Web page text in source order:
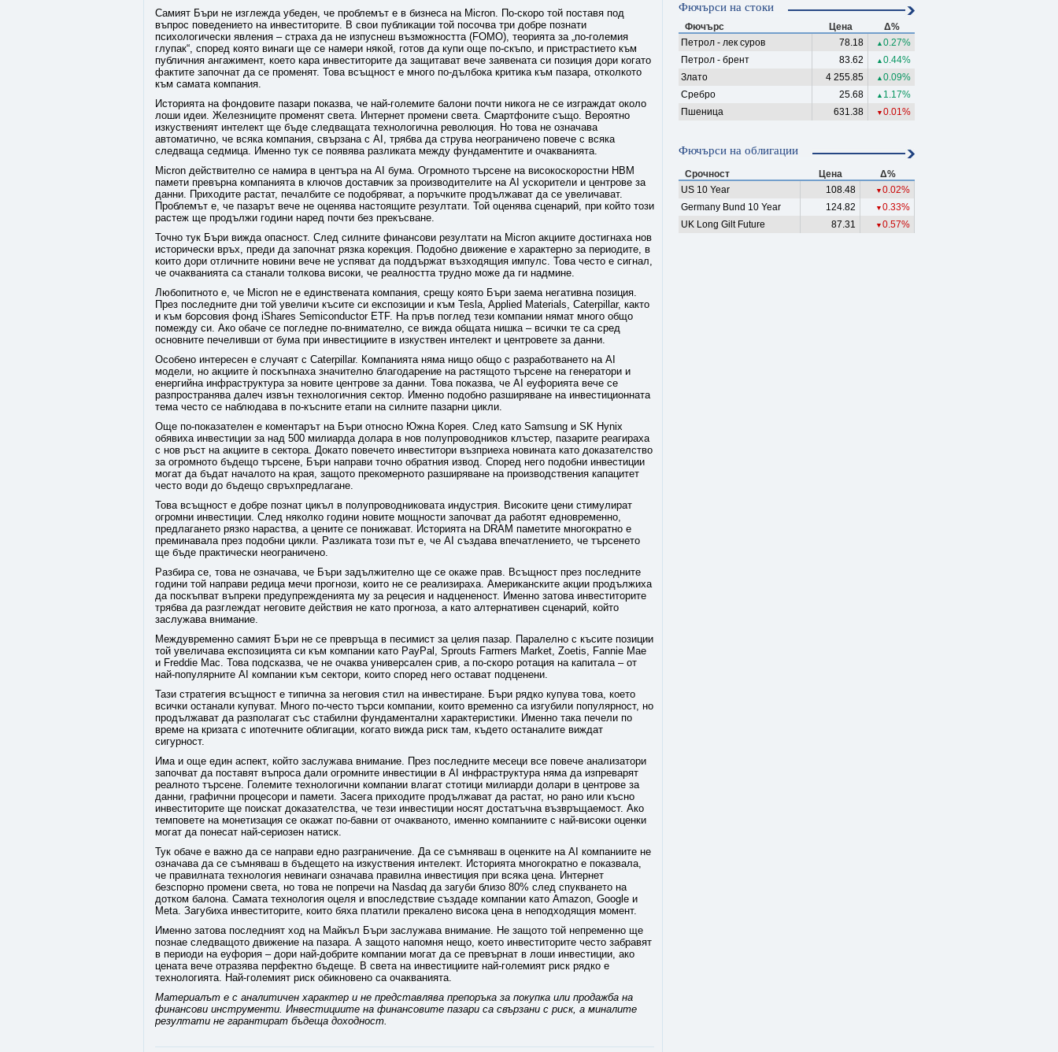
Самият Бъри не изглежда убеден, че проблемът е в бизнеса на Micron. По-скоро той поставя под
въпрос поведението на инвеститорите. В свои публикации той посочва три добре познати
психологически явления – страха да не изпуснеш възможността (FOMO), теорията за „по-големия
глупак“, според която винаги ще се намери някой, готов да купи още по-скъпо, и пристрастието към
публичния ангажимент, което кара инвеститорите да защитават вече заявената си позиция дори когато
фактите започнат да се променят. Това всъщност е много по-дълбока критика към пазара, отколкото
към самата компания.
Историята на фондовите пазари показва, че най-големите балони почти никога не се изграждат около
лоши идеи. Железниците променят света. Интернет промени света. Смартфоните също. Вероятно
изкуственият интелект ще бъде следващата технологична революция. Но това не означава
автоматично, че всяка компания, свързана с AI, трябва да струва неограничено повече с всяка
следваща седмица. Именно тук се появява разликата между фундаментите и очакванията.
Micron действително се намира в центъра на AI бума. Огромното търсене на високоскоростни HBM
памети превърна компанията в ключов доставчик за производителите на AI ускорители и центрове за
данни. Приходите растат, печалбите се подобряват, а поръчките продължават да се увеличават.
Проблемът е, че пазарът вече не оценява настоящите резултати. Той оценява сценарий, при който този
растеж ще продължи години наред почти без прекъсване.
Точно тук Бъри вижда опасност. След силните финансови резултати на Micron акциите достигнаха нов
исторически връх, преди да започнат рязка корекция. Подобно движение е характерно за периодите, в
които дори отличните новини вече не успяват да поддържат възходящия импулс. Това често е сигнал,
че очакванията са станали толкова високи, че реалността трудно може да ги надмине.
Любопитното е, че Micron не е единствената компания, срещу която Бъри заема негативна позиция.
През последните дни той увеличи късите си експозиции и към Tesla, Applied Materials, Caterpillar, както
и към борсовия фонд iShares Semiconductor ETF. На пръв поглед тези компании нямат много общо
помежду си. Ако обаче се погледне по-внимателно, се вижда общата нишка – всички те са сред
основните печеливши от бума при инвестициите в изкуствен интелект и центровете за данни.
Особено интересен е случаят с Caterpillar. Компанията няма нищо общо с разработването на AI
модели, но акциите ѝ поскъпнаха значително благодарение на растящото търсене на генератори и
енергийна инфраструктура за новите центрове за данни. Това показва, че AI еуфорията вече се
разпространява далеч извън технологичния сектор. Именно подобно разширяване на инвестиционната
тема често се наблюдава в по-късните етапи на силните пазарни цикли.
Още по-показателен е коментарът на Бъри относно Южна Корея. След като Samsung и SK Hynix
обявиха инвестиции за над 500 милиарда долара в нов полупроводников клъстер, пазарите реагираха
с нов ръст на акциите в сектора. Докато повечето инвеститори възприеха новината като доказателство
за огромното бъдещо търсене, Бъри направи точно обратния извод. Според него подобни инвестиции
могат да бъдат началото на края, защото прекомерното разширяване на производствения капацитет
често води до бъдещо свръхпредлагане.
Това всъщност е добре познат цикъл в полупроводниковата индустрия. Високите цени стимулират
огромни инвестиции. След няколко години новите мощности започват да работят едновременно,
предлагането рязко нараства, а цените се понижават. Историята на DRAM паметите многократно е
преминавала през подобни цикли. Разликата този път е, че AI създава впечатлението, че търсенето
ще бъде практически неограничено.
Разбира се, това не означава, че Бъри задължително ще се окаже прав. Всъщност през последните
години той направи редица мечи прогнози, които не се реализираха. Американските акции продължиха
да поскъпват въпреки предупрежденията му за рецесия и надцененост. Именно затова инвеститорите
трябва да разглеждат неговите действия не като прогноза, а като алтернативен сценарий, който
заслужава внимание.
Междувременно самият Бъри не се превръща в песимист за целия пазар. Паралелно с късите позиции
той увеличава експозицията си към компании като PayPal, Sprouts Farmers Market, Zoetis, Fannie Mae
и Freddie Mac. Това подсказва, че не очаква универсален срив, а по-скоро ротация на капитала – от
най-популярните AI компании към сектори, които според него остават подценени.
Тази стратегия всъщност е типична за неговия стил на инвестиране. Бъри рядко купува това, което
всички останали купуват. Много по-често търси компании, които временно са изгубили популярност, но
продължават да разполагат със стабилни фундаментални характеристики. Именно така печели по
време на кризата с ипотечните облигации, когато вижда риск там, където останалите виждат
сигурност.
Има и още един аспект, който заслужава внимание. През последните месеци все повече анализатори
започват да поставят въпроса дали огромните инвестиции в AI инфраструктура няма да изпреварят
реалното търсене. Големите технологични компании влагат стотици милиарди долари в центрове за
данни, графични процесори и памети. Засега приходите продължават да растат, но рано или късно
инвеститорите ще поискат доказателства, че тези инвестиции носят достатъчна възвръщаемост. Ако
темповете на монетизация се окажат по-бавни от очакваното, именно компаниите с най-високи оценки
могат да понесат най-сериозен натиск.
Тук обаче е важно да се направи едно разграничение. Да се съмняваш в оценките на AI компаниите не
означава да се съмняваш в бъдещето на изкуствения интелект. Историята многократно е показвала,
че правилната технология невинаги означава правилна инвестиция при всяка цена. Интернет
безспорно промени света, но това не попречи на Nasdaq да загуби близо 80% след спукването на
дотком балона. Самата технология оцеля и впоследствие създаде компании като Amazon, Google и
Meta. Загубиха инвеститорите, които бяха платили прекалено висока цена в неподходящия момент.
Именно затова последният ход на Майкъл Бъри заслужава внимание. Не защото той непременно ще
познае следващото движение на пазара. А защото напомня нещо, което инвеститорите често забравят
в периоди на еуфория – дори най-добрите компании могат да се превърнат в лоши инвестиции, ако
цената вече отразява перфектно бъдеще. В света на инвестициите най-големият риск рядко е
технологията. Най-големият риск обикновено са очакванията.
Материалът е с аналитичен характер и не представлява препоръка за покупка или продажба на
финансови инструменти. Инвестициите на финансовите пазари са свързани с риск, а миналите
резултати не гарантират бъдеща доходност.
Фючърси на стоки
Фючърс Цена
Δ%
Петрол - лек суров
78.18 ▲ 0.27%
Петрол - брент
83.62 ▲ 0.44%
Злато
4 255.85 ▲ 0.09%
Сребро
25.68 ▲ 1.17%
Пшеница
631.38 ▼ 0.01%
Фючърси на облигации
Срочност Цена
Δ%
US 10 Year
108.48 ▼ 0.02%
Germany Bund 10 Year
124.82 ▼ 0.33%
UK Long Gilt Future
87.31 ▼ 0.57%